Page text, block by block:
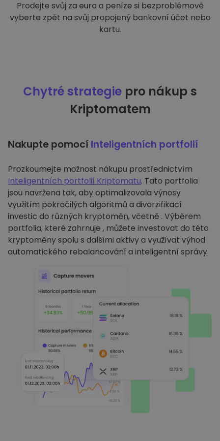
Prodejte svůj za eura a peníze si bezproblémově
vyberte zpět na svůj propojený bankovní účet nebo
kartu.
Chytré strategie pro nákup s
Kriptomatem
Nakupte pomocí Inteligentních portfolií
Prozkoumejte možnost nákupu prostřednictvím
Inteligentních portfolií Kriptomatu. Tato portfolia
jsou navržena tak, aby optimalizovala výnosy
využitím pokročilých algoritmů a diverzifikací
investic do různých kryptoměn, včetně . Výběrem
portfolia, které zahrnuje , můžete investovat do této
kryptoměny spolu s dalšími aktivy a využívat výhod
automatického rebalancování a inteligentní správy.